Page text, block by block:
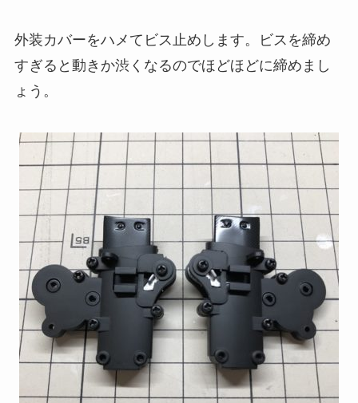
外装カバーをハメてビス止めします。ビスを締め
すぎると動きか渋くなるのでほどほどに締めまし
ょう。